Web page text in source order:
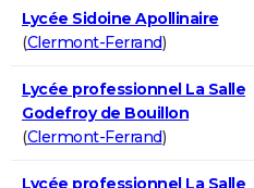
Lycée Sidoine Apollinaire
(Clermont-Ferrand)
Lycée professionnel La Salle
Godefroy de Bouillon
(Clermont-Ferrand)
Lycée professionnel La Salle